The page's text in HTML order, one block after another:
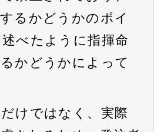
るかどうかのポイ
べたように指揮命
かどうかによって
けではなく、実際